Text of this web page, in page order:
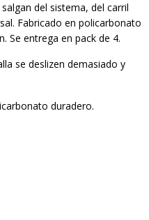
del sistema, del carril
Fabricado en policarbonato
Se entrega en pack de 4.
se deslizen demasiado y
duradero.